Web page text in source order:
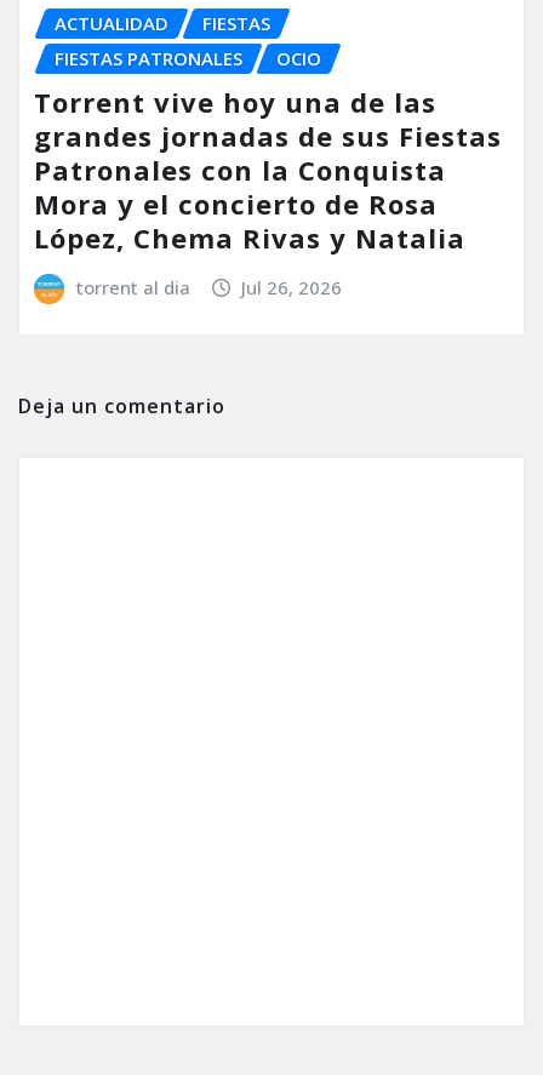
ACTUALIDAD
FIESTAS
FIESTAS PATRONALES
OCIO
Torrent vive hoy una de las
grandes jornadas de sus Fiestas
Patronales con la Conquista
Mora y el concierto de Rosa
López, Chema Rivas y Natalia
torrent al dia Jul 26, 2026
Deja un comentario